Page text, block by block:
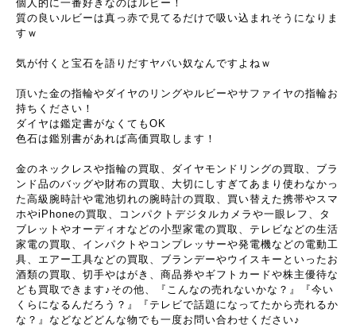
個人的に一番好きなのはルビー！
質の良いルビーは真っ赤で見てるだけで吸い込まれそうになりま
すｗ
気が付くと宝石を語りだすヤバい奴なんですよねｗ
頂いた金の指輪やダイヤのリングやルビーやサファイヤの指輪お
持ちください！
ダイヤは鑑定書がなくてもOK
色石は鑑別書があれば高価買取します！
金のネックレスや指輪の買取、ダイヤモンドリングの買取、ブラ
ンド品のバッグや財布の買取、大切にしすぎてあまり使わなかっ
た高級腕時計や電池切れの腕時計の買取、買い替えた携帯やスマ
ホやiPhoneの買取、コンパクトデジタルカメラや一眼レフ、タ
ブレットやオーディオなどの小型家電の買取、テレビなどの生活
家電の買取、インパクトやコンプレッサーや発電機などの電動工
具、エアー工具などの買取、ブランデーやウイスキーといったお
酒類の買取、切手やはがき、商品券やギフトカードや株主優待な
ども買取できます♪その他、『こんなの売れないかな？』『今い
くらになるんだろう？』『テレビで話題になってたから売れるか
な？』などなどどんな物でも一度お問い合わせください♪